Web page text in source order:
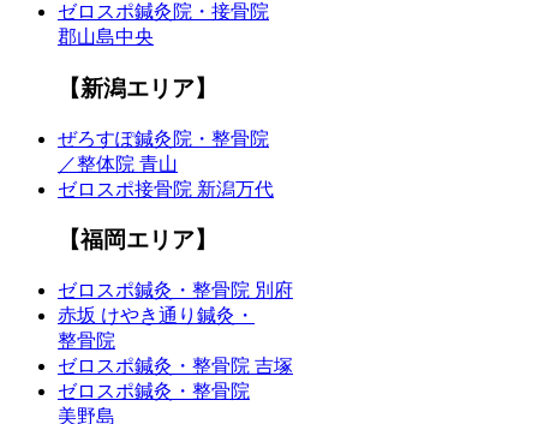
ゼロスポ鍼灸院・接骨院
郡山島中央
【新潟エリア】
ぜろすぽ鍼灸院・整骨院
／整体院 青山
ゼロスポ接骨院 新潟万代
【福岡エリア】
ゼロスポ鍼灸・整骨院 別府
赤坂 けやき通り鍼灸・
整骨院
ゼロスポ鍼灸・整骨院 吉塚
ゼロスポ鍼灸・整骨院
美野島